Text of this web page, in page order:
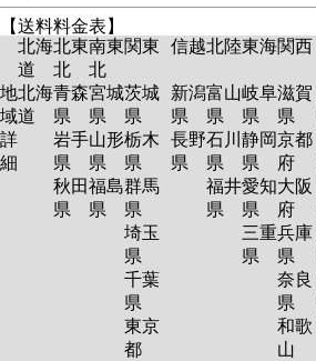
【送料料金表】
北海
道
北東
北
南東
北
関東 信越北陸東海関西
地
域
詳
細
北海
道
青森
県
岩手
県
秋田
県
宮城
県
山形
県
福島
県
茨城
県
栃木
県
群馬
県
埼玉
県
千葉
県
東京
都
新潟
県
長野
県
富山
県
石川
県
福井
県
岐阜
県
静岡
県
愛知
県
三重
県
滋賀
県
京都
府
大阪
府
兵庫
県
奈良
県
和歌
山